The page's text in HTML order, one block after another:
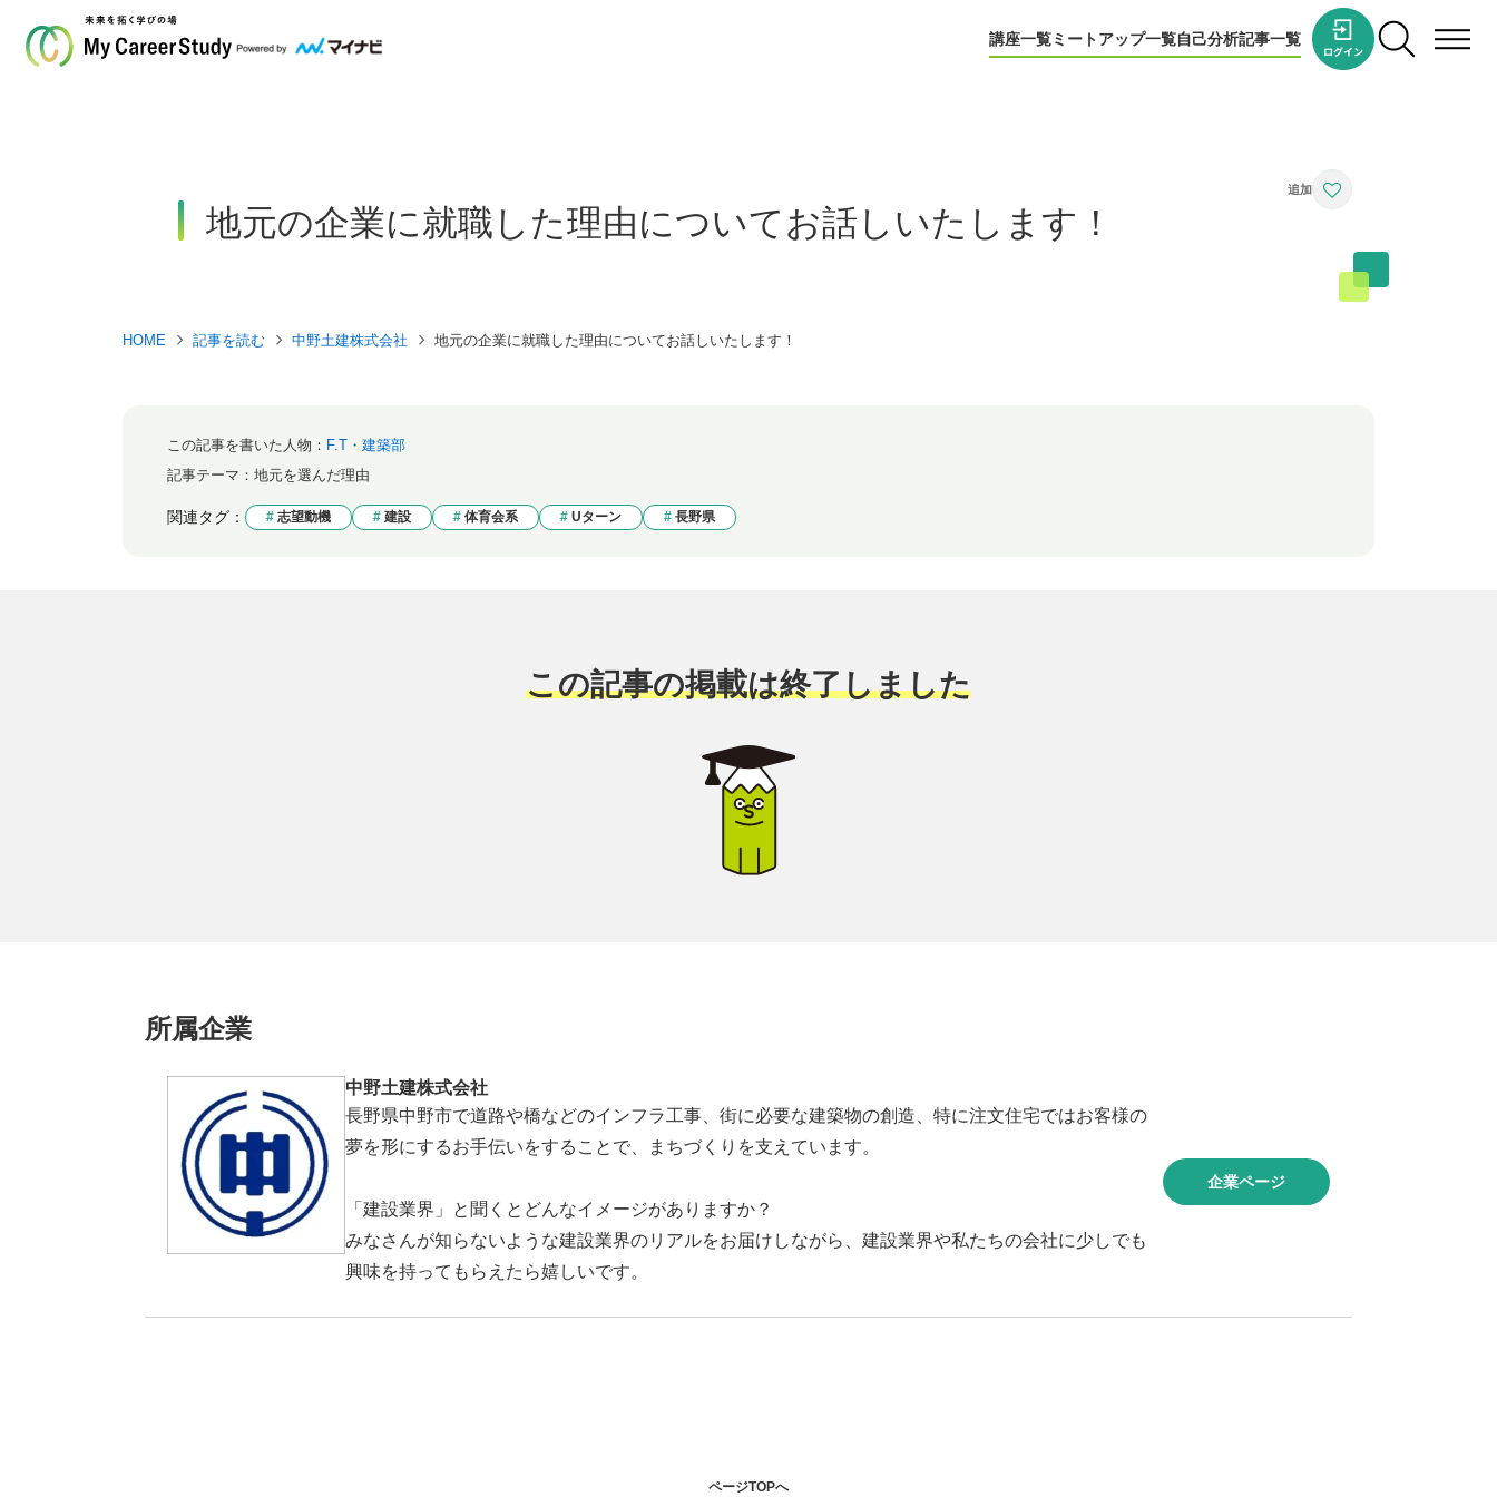
講座一覧ミートアップ一覧自己分析記事一覧
地元の企業に就職した理由についてお話しいたします！
HOME 記事を読む 中野土建株式会社 地元の企業に就職した理由についてお話しいたします！
この記事を書いた人物： F.T・建築部
記事テーマ： 地元を選んだ理由
関連タグ： 志望動機 建設 体育会系 Uターン 長野県
この記事の掲載は終了しました
所属企業
中野土建株式会社
長野県中野市で道路や橋などのインフラ工事、街に必要な建築物の創造、特に注文住宅ではお客様の
夢を形にするお手伝いをすることで、まちづくりを支えています。
「建設業界」と聞くとどんなイメージがありますか？
みなさんが知らないような建設業界のリアルをお届けしながら、建設業界や私たちの会社に少しでも
興味を持ってもらえたら嬉しいです。
企業ページ
ページTOPへ